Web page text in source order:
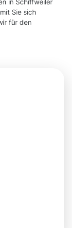
in Schiffweiler
Sie sich
für den